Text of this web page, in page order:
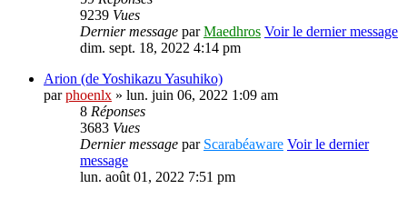
9239 Vues
Dernier message parMaedhros Voir le dernier message
dim. sept. 18, 2022 4:14 pm
Arion (de Yoshikazu Yasuhiko)
parphoenlx » lun. juin 06, 2022 1:09 am
8 Réponses
3683 Vues
Dernier message par Scarabéaware Voir le dernier
message
lun. août 01, 2022 7:51 pm